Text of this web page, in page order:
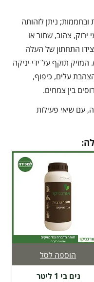
ניתן לזהותה
1–3 מ”מ, בצבעי ירוק, צהוב, שחור או
התחתון של העלה
תוקף על־ידי יניקה
עלים, כיפוף,
בין צמחים.
עם שיאי פעילות
נים בי 1 ליטר
הוספה לסל